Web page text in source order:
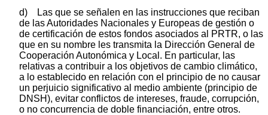
d) Las que se señalen en las instrucciones que reciban
de las Autoridades Nacionales y Europeas de gestión o
de certificación de estos fondos asociados al PRTR, o las
que en su nombre les transmita la Dirección General de
Cooperación Autonómica y Local. En particular, las
relativas a contribuir a los objetivos de cambio climático,
a lo establecido en relación con el principio de no causar
un perjuicio significativo al medio ambiente (principio de
DNSH), evitar conflictos de intereses, fraude, corrupción,
o no concurrencia de doble financiación, entre otros.